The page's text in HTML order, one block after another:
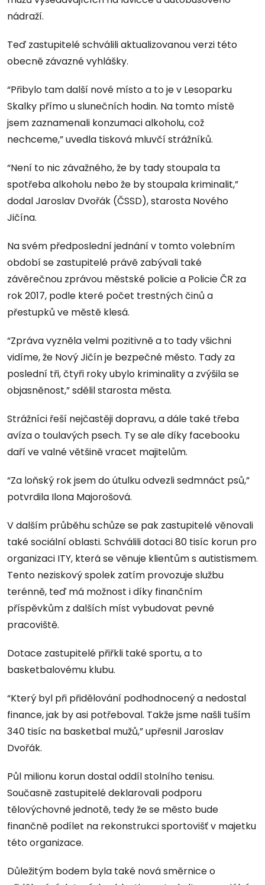
nádraží.
Teď zastupitelé schválili aktualizovanou verzi této
obecně závazné vyhlášky.
“Přibylo tam další nové místo a to je v Lesoparku
Skalky přímo u slunečních hodin. Na tomto místě
jsem zaznamenali konzumaci alkoholu, což
nechceme,” uvedla tisková mluvčí strážníků.
“Není to nic závažného, že by tady stoupala ta
spotřeba alkoholu nebo že by stoupala kriminalit,”
dodal Jaroslav Dvořák (ČSSD), starosta Nového
Jičína.
Na svém předposlední jednání v tomto volebním
období se zastupitelé právě zabývali také
závěrečnou zprávou městské policie a Policie ČR za
rok 2017, podle které počet trestných činů a
přestupků ve městě klesá.
“Zpráva vyzněla velmi pozitivně a to tady všichni
vidíme, že Nový Jičín je bezpečné město. Tady za
poslední tři, čtyři roky ubylo kriminality a zvýšila se
objasněnost,” sdělil starosta města.
Strážníci řeší nejčastěji dopravu, a dále také třeba
avíza o toulavých psech. Ty se ale díky facebooku
daří ve valné většině vracet majitelům.
“Za loňský rok jsem do útulku odvezli sedmnáct psů,”
potvrdila Ilona Majorošová.
V dalším průběhu schůze se pak zastupitelé věnovali
také sociální oblasti. Schválili dotaci 80 tisíc korun pro
organizaci ITY, která se věnuje klientům s autistismem.
Tento neziskový spolek zatím provozuje službu
terénně, teď má možnost i díky finančním
příspěvkům z dalších míst vybudovat pevné
pracoviště.
Dotace zastupitelé přiřkli také sportu, a to
basketbalovému klubu.
“Který byl při přidělování podhodnocený a nedostal
finance, jak by asi potřeboval. Takže jsme našli tuším
340 tisíc na basketbal mužů,” upřesnil Jaroslav
Dvořák.
Půl milionu korun dostal oddíl stolního tenisu.
Současně zastupitelé deklarovali podporu
tělovýchovné jednotě, tedy že se město bude
finančně podílet na rekonstrukci sportovišť v majetku
této organizace.
Důležitým bodem byla také nová směrnice o